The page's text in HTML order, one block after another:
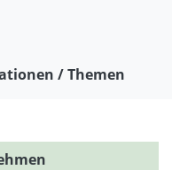
/ Themen